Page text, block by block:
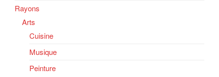
Rayons
Arts
Cuisine
Musique
Peinture